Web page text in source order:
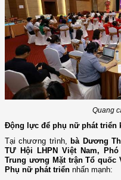
Quang
Động lực để phụ nữ phát triển
Tại chương trình, bà Dương
TƯ Hội LHPN Việt Nam,
Trung ương Mặt trận Tổ quốc
Phụ nữ phát triển nhấn mạnh: